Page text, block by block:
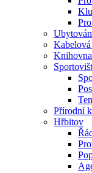
Knihovna
Přírodní
Hřbitov